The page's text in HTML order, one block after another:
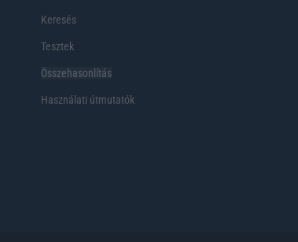
Keresés
Tesztek
Összehasonlítás
Használati útmutatók